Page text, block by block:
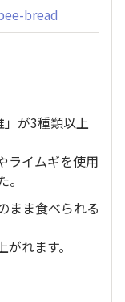
bread
が3種類以上
ライムギを使用
まま食べられる
れます。